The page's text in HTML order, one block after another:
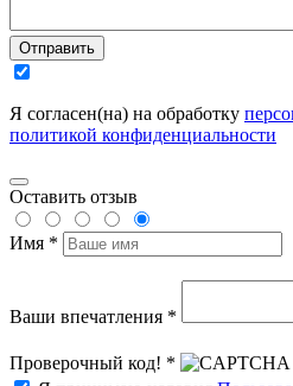
Отправить
Я согласен(на) на обработку
политикой конфиденциальности
Оставить отзыв
Имя *
Ваши впечатления *
Проверочный код! *